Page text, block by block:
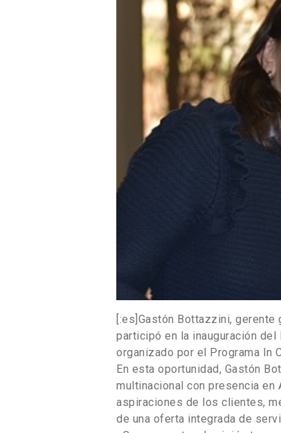
[:es]Gastón Bottazzini, gerente
participó en la inauguración
organizado por el Programa In
En esta oportunidad, Gastón
multinacional con presencia en
aspiraciones de los clientes,
de una oferta integrada de